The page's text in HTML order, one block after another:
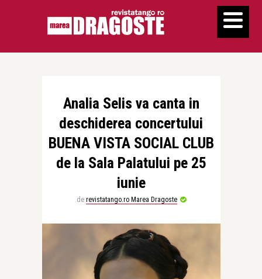
Analia Selis va canta in
deschiderea concertului
BUENA VISTA SOCIAL CLUB
de la Sala Palatului pe 25
iunie
de revistatango.ro Marea Dragoste